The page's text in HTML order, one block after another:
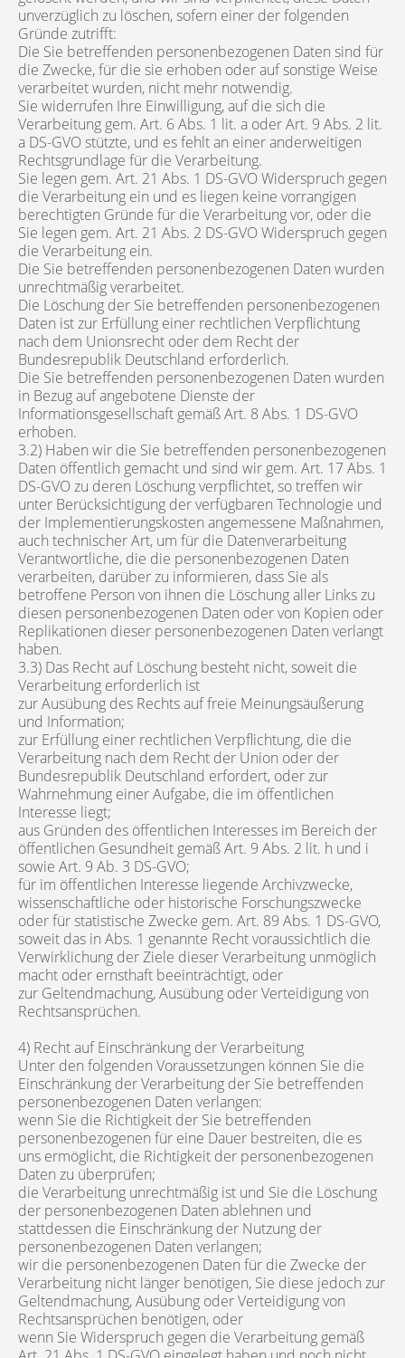
unverzüglich zu löschen, sofern einer der folgenden
Gründe zutrifft:
Die Sie betreffenden personenbezogenen Daten sind für
die Zwecke, für die sie erhoben oder auf sonstige Weise
verarbeitet wurden, nicht mehr notwendig.
Sie widerrufen Ihre Einwilligung, auf die sich die
Verarbeitung gem. Art. 6 Abs. 1 lit. a oder Art. 9 Abs. 2 lit.
a DS-GVO stützte, und es fehlt an einer anderweitigen
Rechtsgrundlage für die Verarbeitung.
Sie legen gem. Art. 21 Abs. 1 DS-GVO Widerspruch gegen
die Verarbeitung ein und es liegen keine vorrangigen
berechtigten Gründe für die Verarbeitung vor, oder die
Sie legen gem. Art. 21 Abs. 2 DS-GVO Widerspruch gegen
die Verarbeitung ein.
Die Sie betreffenden personenbezogenen Daten wurden
unrechtmäßig verarbeitet.
Die Löschung der Sie betreffenden personenbezogenen
Daten ist zur Erfüllung einer rechtlichen Verpflichtung
nach dem Unionsrecht oder dem Recht der
Bundesrepublik Deutschland erforderlich.
Die Sie betreffenden personenbezogenen Daten wurden
in Bezug auf angebotene Dienste der
Informationsgesellschaft gemäß Art. 8 Abs. 1 DS-GVO
erhoben.
3.2) Haben wir die Sie betreffenden personenbezogenen
Daten öffentlich gemacht und sind wir gem. Art. 17 Abs. 1
DS-GVO zu deren Löschung verpflichtet, so treffen wir
unter Berücksichtigung der verfügbaren Technologie und
der Implementierungskosten angemessene Maßnahmen,
auch technischer Art, um für die Datenverarbeitung
Verantwortliche, die die personenbezogenen Daten
verarbeiten, darüber zu informieren, dass Sie als
betroffene Person von ihnen die Löschung aller Links zu
diesen personenbezogenen Daten oder von Kopien oder
Replikationen dieser personenbezogenen Daten verlangt
haben.
3.3) Das Recht auf Löschung besteht nicht, soweit die
Verarbeitung erforderlich ist
zur Ausübung des Rechts auf freie Meinungsäußerung
und Information;
zur Erfüllung einer rechtlichen Verpflichtung, die die
Verarbeitung nach dem Recht der Union oder der
Bundesrepublik Deutschland erfordert, oder zur
Wahrnehmung einer Aufgabe, die im öffentlichen
Interesse liegt;
aus Gründen des öffentlichen Interesses im Bereich der
öffentlichen Gesundheit gemäß Art. 9 Abs. 2 lit. h und i
sowie Art. 9 Ab. 3 DS-GVO;
für im öffentlichen Interesse liegende Archivzwecke,
wissenschaftliche oder historische Forschungszwecke
oder für statistische Zwecke gem. Art. 89 Abs. 1 DS-GVO,
soweit das in Abs. 1 genannte Recht voraussichtlich die
Verwirklichung der Ziele dieser Verarbeitung unmöglich
macht oder ernsthaft beeinträchtigt, oder
zur Geltendmachung, Ausübung oder Verteidigung von
Rechtsansprüchen.
4) Recht auf Einschränkung der Verarbeitung
Unter den folgenden Voraussetzungen können Sie die
Einschränkung der Verarbeitung der Sie betreffenden
personenbezogenen Daten verlangen:
wenn Sie die Richtigkeit der Sie betreffenden
personenbezogenen für eine Dauer bestreiten, die es
uns ermöglicht, die Richtigkeit der personenbezogenen
Daten zu überprüfen;
die Verarbeitung unrechtmäßig ist und Sie die Löschung
der personenbezogenen Daten ablehnen und
stattdessen die Einschränkung der Nutzung der
personenbezogenen Daten verlangen;
wir die personenbezogenen Daten für die Zwecke der
Verarbeitung nicht länger benötigen, Sie diese jedoch zur
Geltendmachung, Ausübung oder Verteidigung von
Rechtsansprüchen benötigen, oder
wenn Sie Widerspruch gegen die Verarbeitung gemäß